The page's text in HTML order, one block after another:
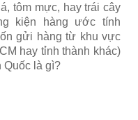
tôm mực, hay trái cây
kiện hàng ước tính
gửi hàng từ khu vực
hay tỉnh thành khác)
Quốc là gì?